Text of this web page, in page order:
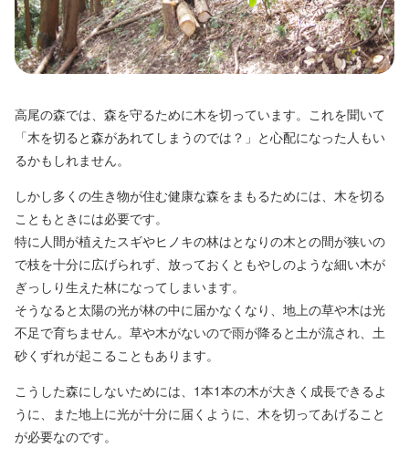
高尾の森では、森を守るために木を切っています。これを聞いて
「木を切ると森があれてしまうのでは？」と心配になった人もい
るかもしれません。
しかし多くの生き物が住む健康な森をまもるためには、木を切る
こともときには必要です。
特に人間が植えたスギやヒノキの林はとなりの木との間が狭いの
で枝を十分に広げられず、放っておくともやしのような細い木が
ぎっしり生えた林になってしまいます。
そうなると太陽の光が林の中に届かなくなり、地上の草や木は光
不足で育ちません。草や木がないので雨が降ると土が流され、土
砂くずれが起こることもあります。
こうした森にしないためには、1本1本の木が大きく成長できるよ
うに、また地上に光が十分に届くように、木を切ってあげること
が必要なのです。